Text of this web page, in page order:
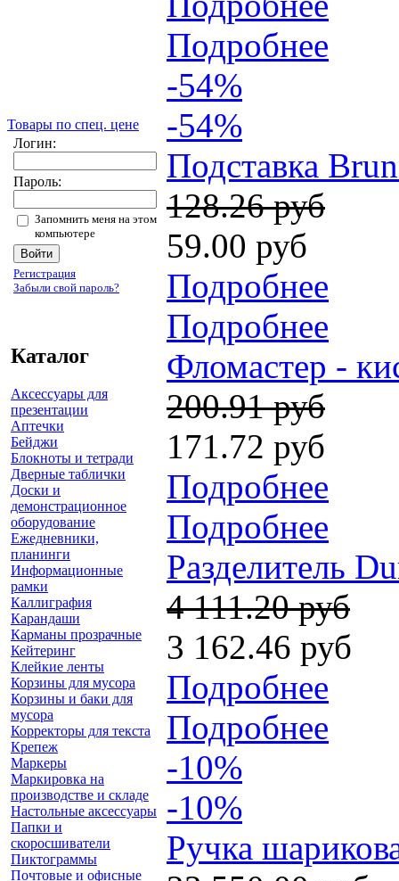
Товары по спец. цене
Логин:
Пароль:
Запомнить меня на этом
компьютере
Регистрация
Забыли свой пароль?
Каталог
Аксессуары для
презентации
Аптечки
Бейджи
Блокноты и тетради
Дверные таблички
Доски и
демонстрационное
оборудование
Ежедневники,
планинги
Информационные
рамки
Каллиграфия
Карандаши
Карманы прозрачные
Кейтеринг
Клейкие ленты
Корзины для мусора
Корзины и баки для
мусора
Корректоры для текста
Крепеж
Маркеры
Маркировка на
производстве и складе
Настольные аксессуары
Папки и
скоросшиватели
Пиктограммы
Почтовые и офисные
Подробнее
-54%
-54%
Подставка
128.26 руб
59.00 руб
Подробнее
Подробнее
Фломастер -
200.91 руб
171.72 руб
Подробнее
Подробнее
Разделитель
4 111.20 руб
3 162.46 руб
Подробнее
Подробнее
-10%
-10%
Ручка